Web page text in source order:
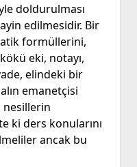
doldurulması
edilmesidir. Bir
formüllerini,
eki, notayı,
elindeki bir
emanetçisi
nesillerin
ki ders konularını
ancak bu